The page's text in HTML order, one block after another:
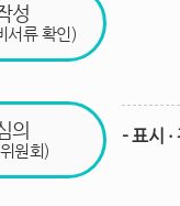
성
서류 확인)
의
원회)
- 표시